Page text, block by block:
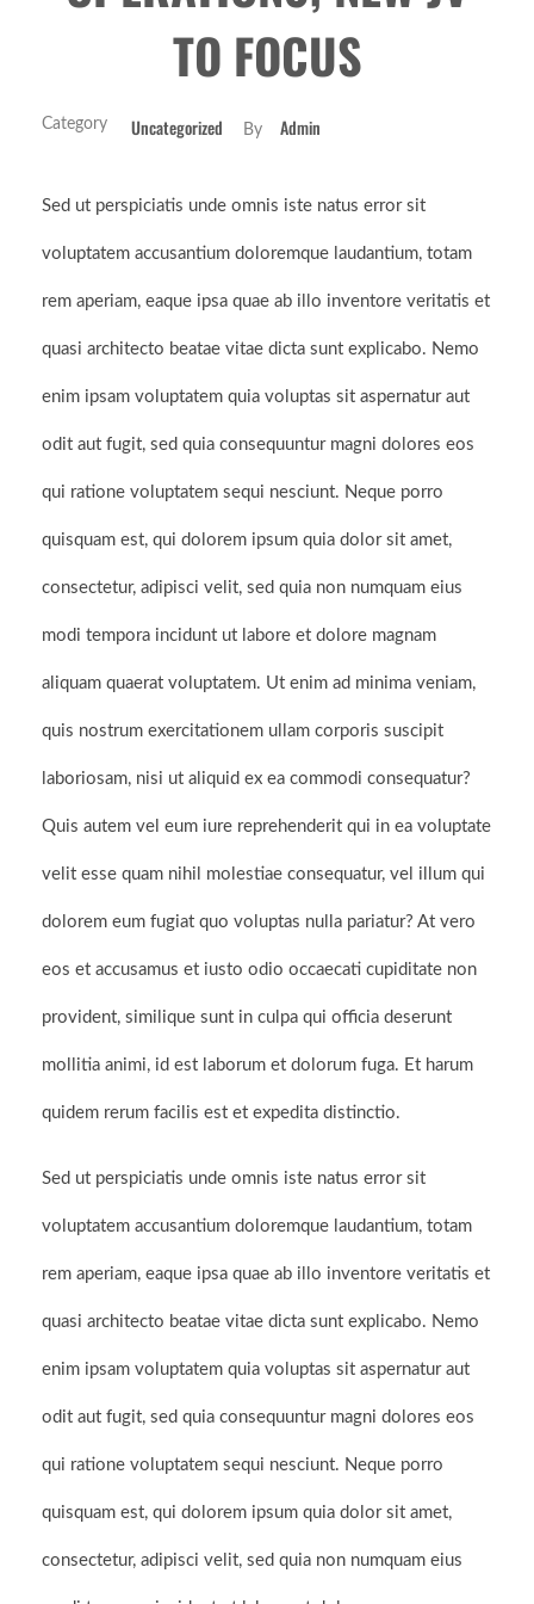
TO FOCUS
By Admin
Uncategorized
Sed ut perspiciatis unde omnis iste natus error sit
voluptatem accusantium doloremque laudantium, totam
rem aperiam, eaque ipsa quae ab illo inventore veritatis et
quasi architecto beatae vitae dicta sunt explicabo. Nemo
enim ipsam voluptatem quia voluptas sit aspernatur aut
odit aut fugit, sed quia consequuntur magni dolores eos
qui ratione voluptatem sequi nesciunt. Neque porro
quisquam est, qui dolorem ipsum quia dolor sit amet,
consectetur, adipisci velit, sed quia non numquam eius
modi tempora incidunt ut labore et dolore magnam
aliquam quaerat voluptatem. Ut enim ad minima veniam,
quis nostrum exercitationem ullam corporis suscipit
laboriosam, nisi ut aliquid ex ea commodi consequatur?
Quis autem vel eum iure reprehenderit qui in ea voluptate
velit esse quam nihil molestiae consequatur, vel illum qui
dolorem eum fugiat quo voluptas nulla pariatur? At vero
eos et accusamus et iusto odio occaecati cupiditate non
provident, similique sunt in culpa qui officia deserunt
mollitia animi, id est laborum et dolorum fuga. Et harum
quidem rerum facilis est et expedita distinctio.
Sed ut perspiciatis unde omnis iste natus error sit
voluptatem accusantium doloremque laudantium, totam
rem aperiam, eaque ipsa quae ab illo inventore veritatis et
quasi architecto beatae vitae dicta sunt explicabo. Nemo
enim ipsam voluptatem quia voluptas sit aspernatur aut
odit aut fugit, sed quia consequuntur magni dolores eos
qui ratione voluptatem sequi nesciunt. Neque porro
quisquam est, qui dolorem ipsum quia dolor sit amet,
consectetur, adipisci velit, sed quia non numquam eius